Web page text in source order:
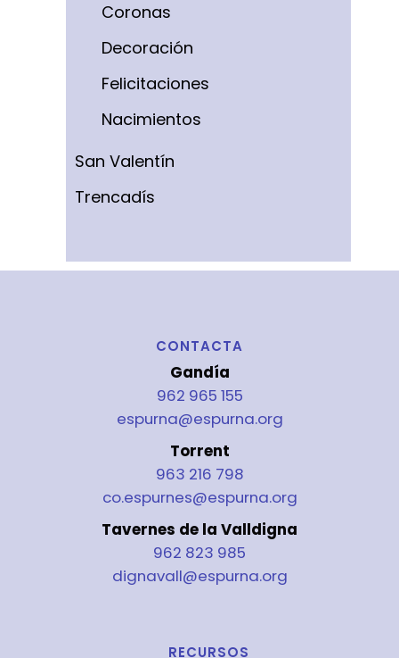
Coronas
Decoración
Felicitaciones
Nacimientos
San Valentín
Trencadís
CONTACTA
Gandía
962 965 155
espurna@espurna.org
Torrent
963 216 798
co.espurnes@espurna.org
Tavernes de la Valldigna
962 823 985
dignavall@espurna.org
RECURSOS